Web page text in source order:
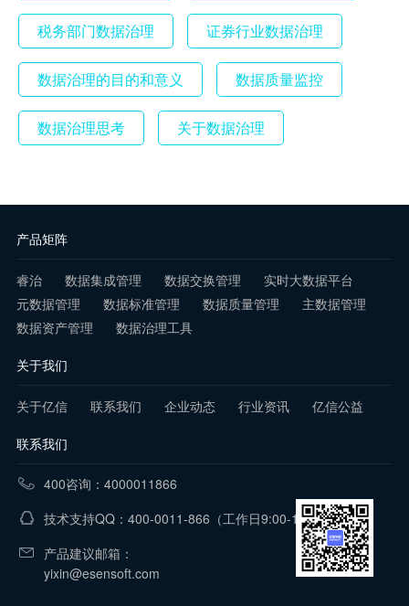
税务部门数据治理 证券行业数据治理
数据治理的目的和意义 数据质量监控
数据治理思考 关于数据治理
产品矩阵
睿治 数据集成管理 数据交换管理
实时大数据平台
元数据管理
数据标准管理 数据质量管理
主数据管理
数据资产管理
数据治理工具
关于我们
关于亿信 联系我们 企业动态 行业资讯 亿信公益
联系我们
400咨询：4000011866
技术支持QQ：400-0011-866 （工作日9:00-18:00）
产品建议邮箱：
yixin@esensoft.com